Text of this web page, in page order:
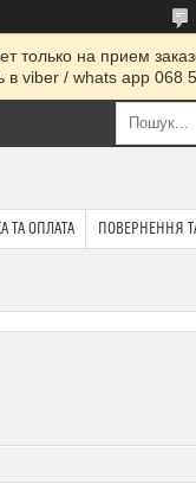
на прием
viber / whats app 068
ТА ОПЛАТА ПОВЕРНЕННЯ